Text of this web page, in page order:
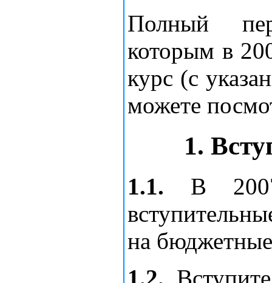
Полный
которым в
курс (с
можете
1.
1.1. В
на
1.2.